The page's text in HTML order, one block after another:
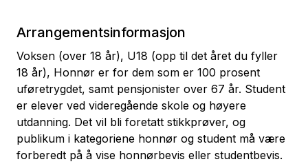
Arrangementsinformasjon
Voksen (over 18 år), U18 (opp til det året du fyller
18 år), Honnør er for dem som er 100 prosent
uføretrygdet, samt pensjonister over 67 år. Student
er elever ved videregående skole og høyere
utdanning. Det vil bli foretatt stikkprøver, og
publikum i kategoriene honnør og student må være
forberedt på å vise honnørbevis eller studentbevis.